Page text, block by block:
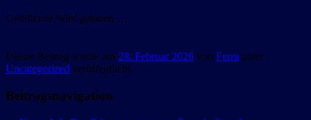
Gefällt mir Wird geladen …
Dieser Beitrag wurde am 28. Februar 2026 von Ferra unter
Uncategorized veröffentlicht.
Beitragsnavigation